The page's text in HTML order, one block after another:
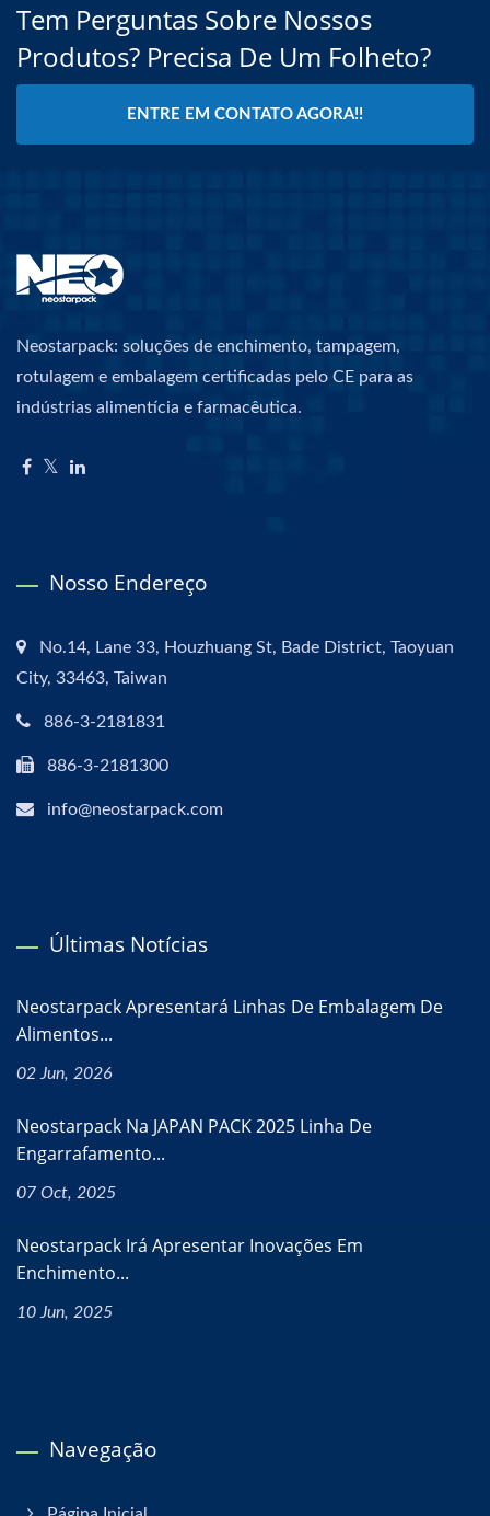
Tem Perguntas Sobre Nossos
Produtos? Precisa De Um Folheto?
ENTRE EM CONTATO AGORA!!
Neostarpack: soluções de enchimento, tampagem,
rotulagem e embalagem certificadas pelo CE para as
indústrias alimentícia e farmacêutica.
Nosso Endereço
No.14, Lane 33, Houzhuang St, Bade District, Taoyuan
City, 33463, Taiwan
886-3-2181831
886-3-2181300
info@neostarpack.com
Últimas Notícias
Neostarpack Apresentará Linhas De Embalagem De
Alimentos...
02 Jun, 2026
Neostarpack Na JAPAN PACK 2025 Linha De
Engarrafamento...
07 Oct, 2025
Neostarpack Irá Apresentar Inovações Em
Enchimento...
10 Jun, 2025
Navegação